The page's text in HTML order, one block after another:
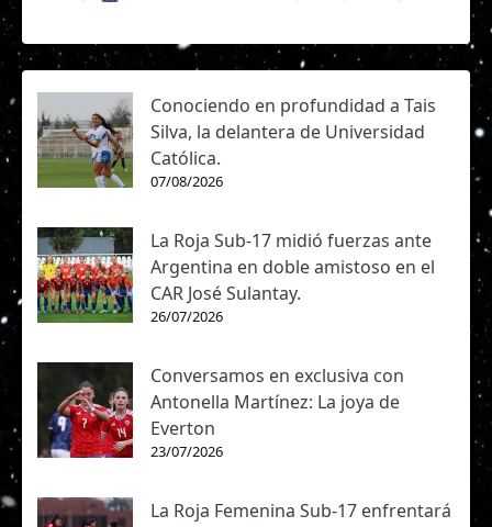
Conociendo en profundidad a Tais
Silva, la delantera de Universidad
Católica.
07/08/2026
La Roja Sub-17 midió fuerzas ante
Argentina en doble amistoso en el
CAR José Sulantay.
26/07/2026
Conversamos en exclusiva con
Antonella Martínez: La joya de
Everton
23/07/2026
La Roja Femenina Sub-17 enfrentará